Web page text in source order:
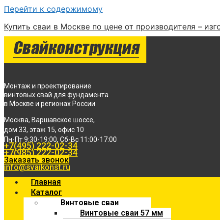
Перейти к содержимому
Купить сваи в Москве по цене от производителя –
Монтаж и проектирование
винтовых свай для фундамента
в Москве и регионах России
Москва, Варшавское шоссе,
дом 33, этаж 15, офис 10
Пн-Пт 9:30-19:00, Сб-Вс 11:00-17:00
+7(495) 222-02-34
+7(985) 222-02-34
Заказать звонок
info@svaikonst.ru
Главная
Каталог
Винтовые сваи
Винтовые сваи 57 мм